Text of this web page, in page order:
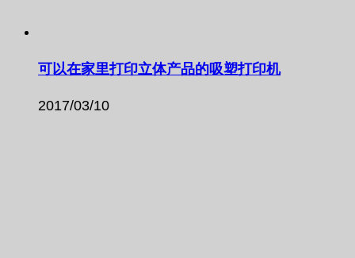
可以在家里打印立体产品的吸塑打印机
2017/03/10